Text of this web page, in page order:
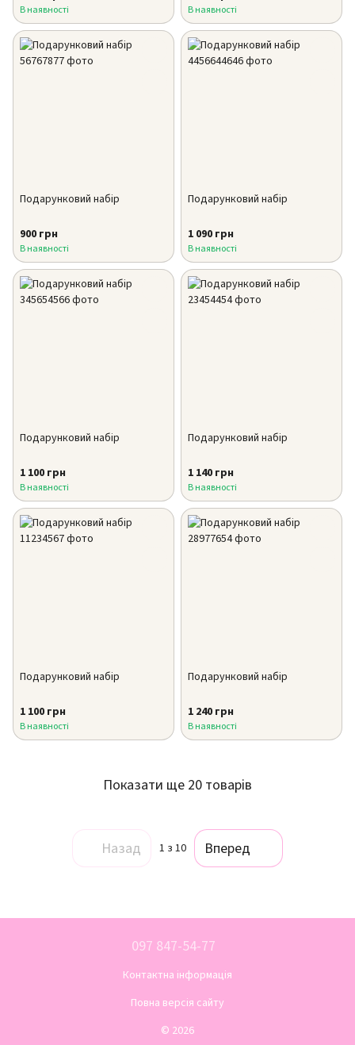
В наявності В наявності
Подарунковий набір
900 грн
В наявності
Подарунковий набір
1 090 грн
В наявності
Подарунковий набір
1 100 грн
В наявності
Подарунковий набір
1 140 грн
В наявності
Подарунковий набір
1 100 грн
В наявності
Подарунковий набір
1 240 грн
В наявності
Показати ще 20 товарів
Назад 1 з 10 Вперед
097 847-54-77
Контактна інформація
Повна версія сайту
© 2026